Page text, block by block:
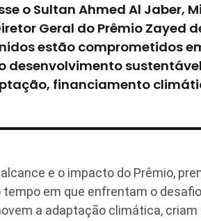
o Sultan Ahmed Al Jaber,
Geral do Prêmio Zayed
estão comprometidos
desenvolvimento
financiamento
e o impacto do Prêmio,
em que enfrentam o
a adaptação climática, criam